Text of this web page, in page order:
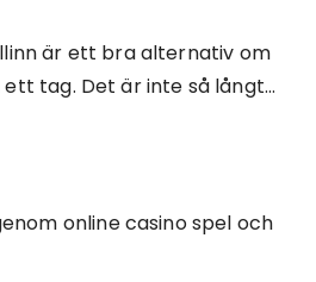
är ett bra alternativ om
tag. Det är inte så långt…